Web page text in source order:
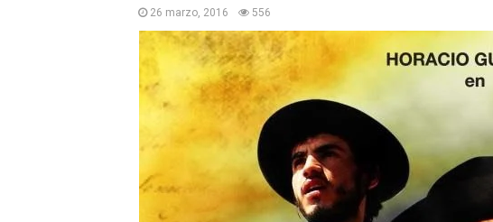
26 marzo, 2016 556